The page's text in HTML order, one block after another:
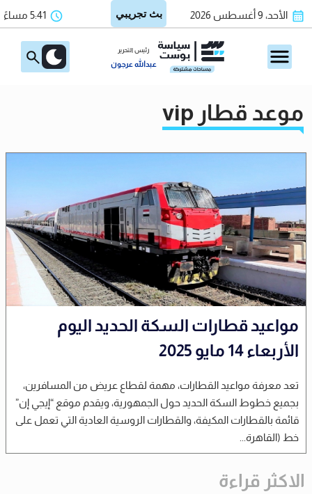
الأحد، 9 أغسطس 2026 5:41 مساءً
رئيس التحرير
عبدالله عرجون
موعد قطار vip
مواعيد قطارات السكة الحديد اليوم
الأربعاء 14 مايو 2025
تعد معرفة مواعيد القطارات، مهمة لقطاع عريض من المسافرين،
بجميع خطوط السكة الحديد حول الجمهورية، ويقدم موقع “إيجي إن”
قائمة بالقطارات المكيفة، والقطارات الروسية العادية التي تعمل على
خط (القاهرة...
الاكثر قراءة